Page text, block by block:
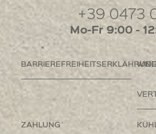
+39 0473
Mo-Fr 9:00 -
BARRIEREFREIHEITSERKLÄHRUNG
ZAHLUNG